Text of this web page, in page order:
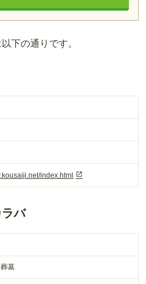
下の通りです。
index.html
バ
墓